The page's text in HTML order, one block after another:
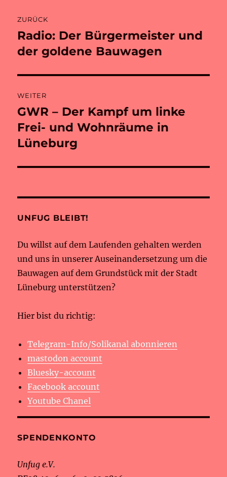
ZURÜCK
Vorheriger
Beitrag:
Radio: Der Bürgermeister und
der goldene Bauwagen
WEITER
Nächster
Beitrag:
GWR – Der Kampf um linke
Frei- und Wohnräume in
Lüneburg
UNFUG BLEIBT!
Du willst auf dem Laufenden gehalten werden
und uns in unserer Auseinandersetzung um die
Bauwagen auf dem Grundstück mit der Stadt
Lüneburg unterstützen?
Hier bist du richtig:
Telegram-Info/Solikanal abonnieren
mastodon account
Bluesky-account
Facebook account
Youtube Chanel
SPENDENKONTO
Unfug e.V.